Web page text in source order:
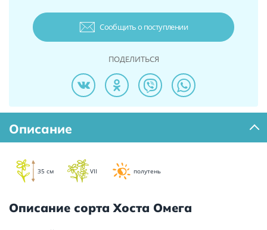
Сообщить о поступлении
ПОДЕЛИТЬСЯ
Описание
35 см VII полутень
Описание сорта Хоста Омега